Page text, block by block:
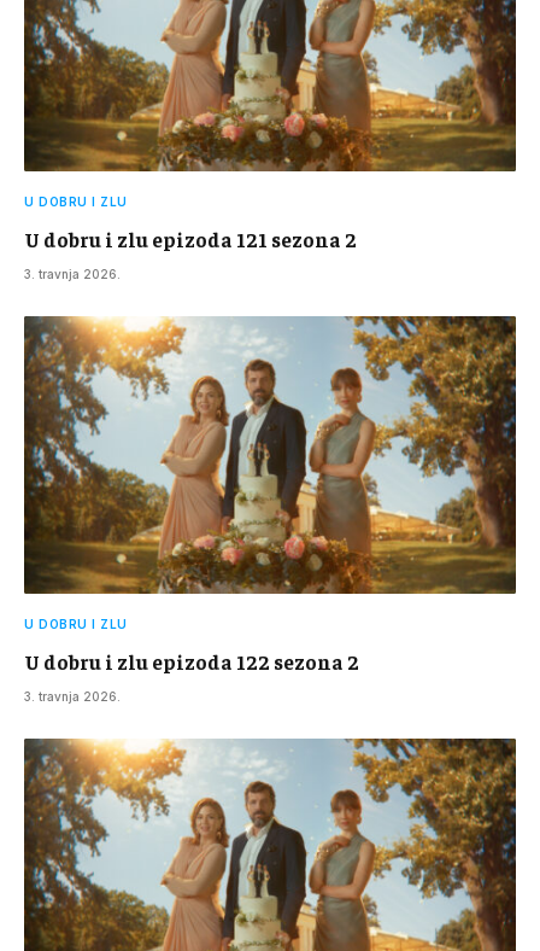
U DOBRU I ZLU
U dobru i zlu epizoda 121 sezona 2
3. travnja 2026.
U DOBRU I ZLU
U dobru i zlu epizoda 122 sezona 2
3. travnja 2026.